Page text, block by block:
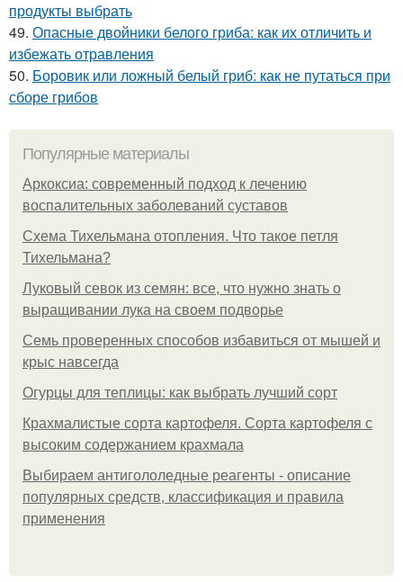
продукты выбрать
49. Опасные двойники белого гриба: как их отличить и
избежать отравления
50. Боровик или ложный белый гриб: как не путаться при
сборе грибов
Популярные материалы
Аркоксиа: современный подход к лечению
воспалительных заболеваний суставов
Схема Тихельмана отопления. Что такое петля
Тихельмана?
Луковый севок из семян: все, что нужно знать о
выращивании лука на своем подворье
Семь проверенных способов избавиться от мышей и
крыс навсегда
Огурцы для теплицы: как выбрать лучший сорт
Крахмалистые сорта картофеля. Сорта картофеля с
высоким содержанием крахмала
Выбираем антигололедные реагенты - описание
популярных средств, классификация и правила
применения